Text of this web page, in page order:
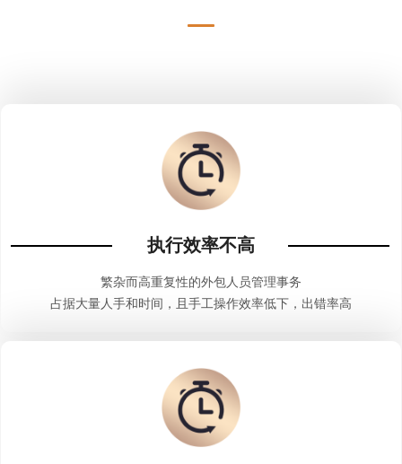
执行效率不高
繁杂而高重复性的外包人员管理事务
占据大量人手和时间，且手工操作效率低下，出错率高